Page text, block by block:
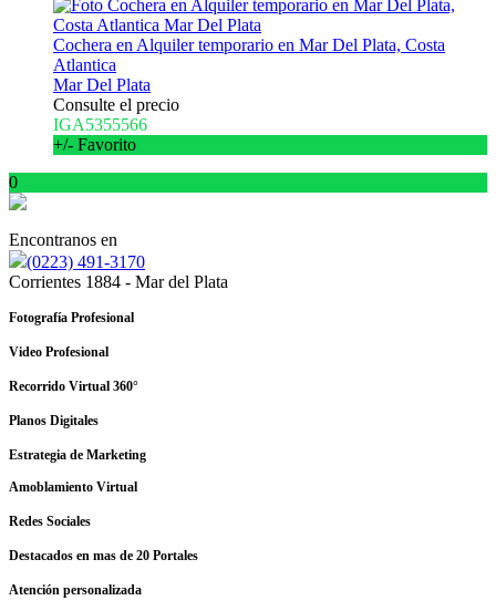
Cochera en Alquiler temporario en Mar Del Plata, Costa
Atlantica
Mar Del Plata
Consulte el precio
IGA5355566
+/- Favorito
0
Encontranos en
(0223) 491-3170
Corrientes 1884 - Mar del Plata
Fotografía Profesional
Video Profesional
Recorrido Virtual 360°
Planos Digitales
Estrategia de Marketing
Amoblamiento Virtual
Redes Sociales
Destacados en mas de 20 Portales
Atención personalizada